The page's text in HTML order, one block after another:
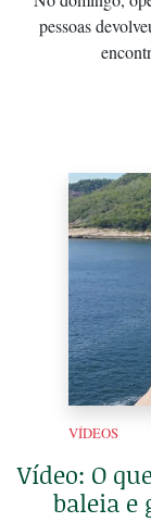
pessoas
VÍDEOS
Vídeo: O
baleia e